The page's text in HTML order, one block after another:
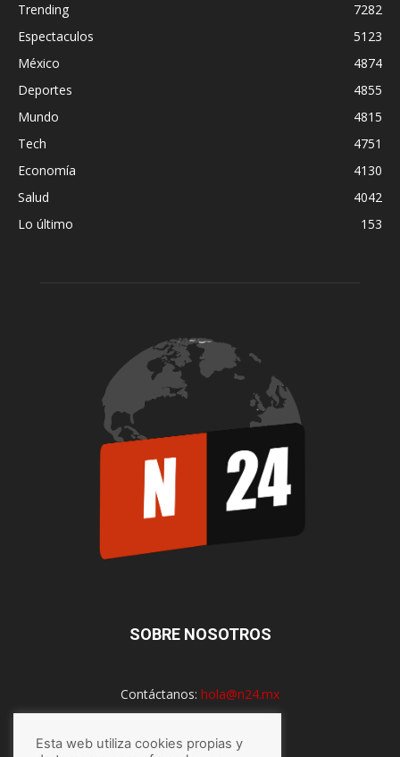
Trending
7282
Espectaculos
5123
México
4874
Deportes
4855
Mundo
4815
Tech
4751
Economía
4130
Salud
4042
Lo último
153
SOBRE NOSOTROS
Contáctanos: hola@n24.mx
Esta web utiliza cookies propias y